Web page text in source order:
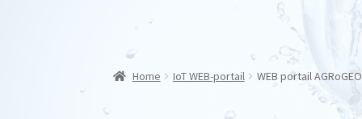
Home IoT WEB-portail WEB portail